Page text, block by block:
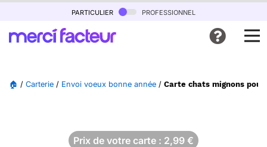
particulier professionnel
🏠 / Carterie / Envoi voeux bonne année / Carte chats mignons pour
Prix de votre carte : 2,99 €